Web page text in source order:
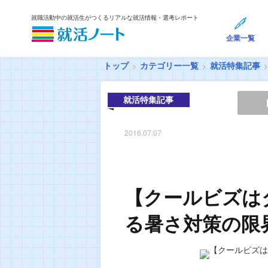
就職活動中の就活生がつくるリアルな就活情報・選考レポート
企業一覧
トップ カテゴリー一覧 就活特集記事
就活特集記事
2016.07.07
【クールビズ
る暑さ対策の限